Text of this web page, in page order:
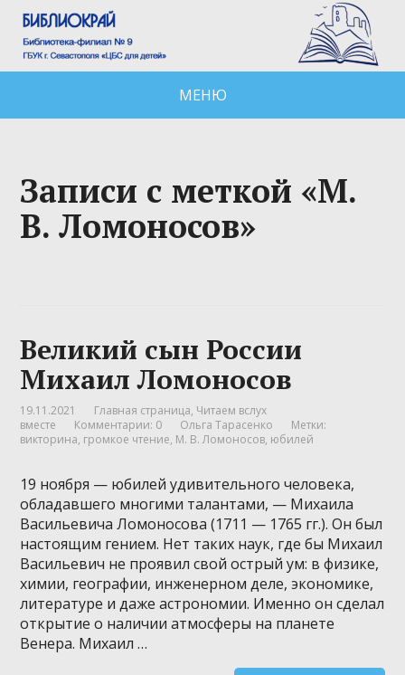
МЕНЮ
Записи с меткой «М.
В. Ломоносов»
Великий сын России
Михаил Ломоносов
19.11.2021 Главная страница, Читаем вслух
вместе
Комментарии: 0 Ольга Тарасенко
Метки:
викторина, громкое чтение, М. В. Ломоносов, юбилей
19 ноября — юбилей удивительного человека,
обладавшего многими талантами, — Михаила
Васильевича Ломоносова (1711 — 1765 гг.). Он был
настоящим гением. Нет таких наук, где бы Михаил
Васильевич не проявил свой острый ум: в физике,
химии, географии, инженерном деле, экономике,
литературе и даже астрономии. Именно он сделал
открытие о наличии атмосферы на планете
Венера. Михаил …